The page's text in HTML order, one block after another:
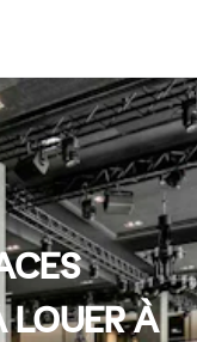
LOUER À